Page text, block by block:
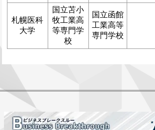
札幌医科
大学
国立苫小
牧工業高
等専門学
校
国立函館
工業高等
専門学校